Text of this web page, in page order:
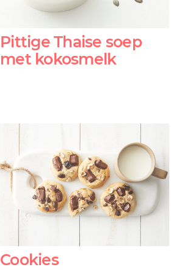
Pittige Thaise soep
met kokosmelk
Cookies